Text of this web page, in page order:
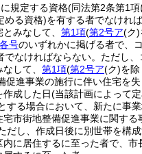
規定する資格(同法第2条第1
める資格)を有する者でなければ
みなして、 第1項(第2号ア(ク)
号のいずれかに掲げる者で、
なければならない。 ただし
して、 第1項(第2号ア(ク)を
促進事業の施行に伴い住宅を
成した日(当該計画によって
する場合において、新たに事
市街地整備促進事業に関す
だし、作成日後に別世帯を構
に居住するに至った者で、市